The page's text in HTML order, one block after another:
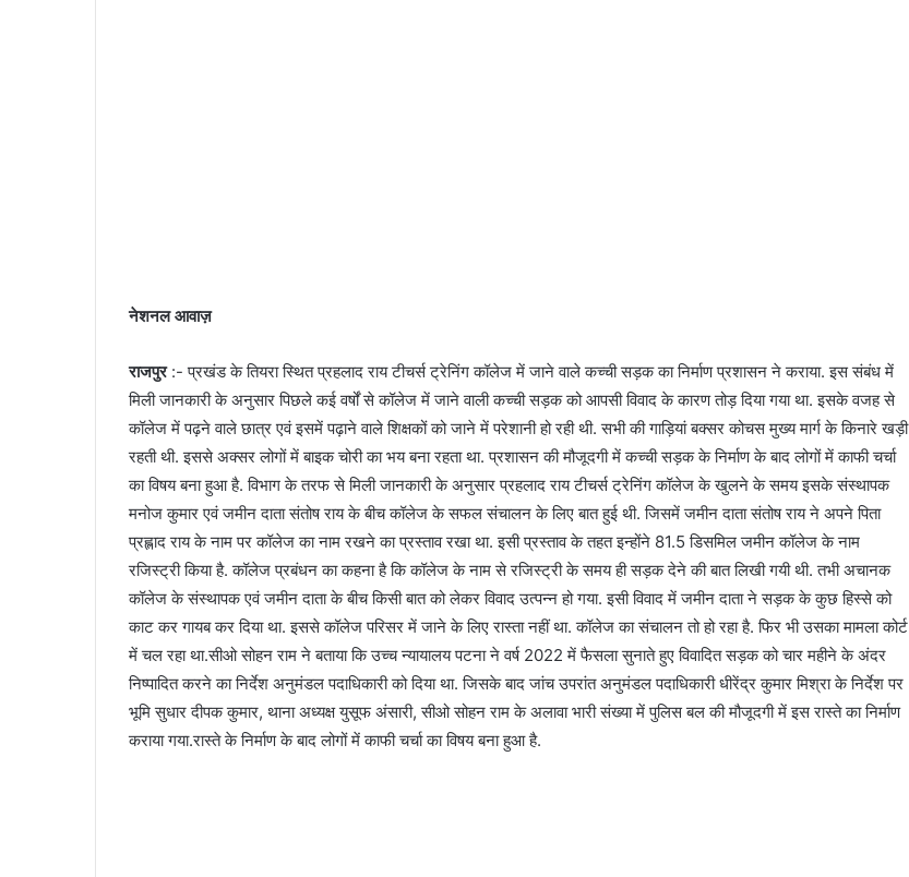
नेशनल आवाज़
राजपुर:- प्रखंड के तियरा स्थित प्रहलाद राय टीचर्स ट्रेनिंग कॉलेज में जाने वाले कच्ची सड़क का निर्माण प्रशासन ने कराया. इस संबंध में
मिली जानकारी के अनुसार पिछले कई वर्षों से कॉलेज में जाने वाली कच्ची सड़क को आपसी विवाद के कारण तोड़ दिया गया था. इसके वजह से
कॉलेज में पढ़ने वाले छात्र एवं इसमें पढ़ाने वाले शिक्षकों को जाने में परेशानी हो रही थी. सभी की गाड़ियां बक्सर कोचस मुख्य मार्ग के किनारे खड़ी
रहती थी. इससे अक्सर लोगों में बाइक चोरी का भय बना रहता था. प्रशासन की मौजूदगी में कच्ची सड़क के निर्माण के बाद लोगों में काफी चर्चा
का विषय बना हुआ है. विभाग के तरफ से मिली जानकारी के अनुसार प्रहलाद राय टीचर्स ट्रेनिंग कॉलेज के खुलने के समय इसके संस्थापक
मनोज कुमार एवं जमीन दाता संतोष राय के बीच कॉलेज के सफल संचालन के लिए बात हुई थी. जिसमें जमीन दाता संतोष राय ने अपने पिता
प्रह्लाद राय के नाम पर कॉलेज का नाम रखने का प्रस्ताव रखा था. इसी प्रस्ताव के तहत इन्होंने 81.5 डिसमिल जमीन कॉलेज के नाम
रजिस्ट्री किया है. कॉलेज प्रबंधन का कहना है कि कॉलेज के नाम से रजिस्ट्री के समय ही सड़क देने की बात लिखी गयी थी. तभी अचानक
कॉलेज के संस्थापक एवं जमीन दाता के बीच किसी बात को लेकर विवाद उत्पन्न हो गया. इसी विवाद में जमीन दाता ने सड़क के कुछ हिस्से को
काट कर गायब कर दिया था. इससे कॉलेज परिसर में जाने के लिए रास्ता नहीं था. कॉलेज का संचालन तो हो रहा है. फिर भी उसका मामला कोर्ट
में चल रहा था.सीओ सोहन राम ने बताया कि उच्च न्यायालय पटना ने वर्ष 2022 में फैसला सुनाते हुए विवादित सड़क को चार महीने के अंदर
निष्पादित करने का निर्देश अनुमंडल पदाधिकारी को दिया था. जिसके बाद जांच उपरांत अनुमंडल पदाधिकारी धीरेंद्र कुमार मिश्रा के निर्देश पर
भूमि सुधार दीपक कुमार, थाना अध्यक्ष युसूफ अंसारी, सीओ सोहन राम के अलावा भारी संख्या में पुलिस बल की मौजूदगी में इस रास्ते का निर्माण
कराया गया.रास्ते के निर्माण के बाद लोगों में काफी चर्चा का विषय बना हुआ है.